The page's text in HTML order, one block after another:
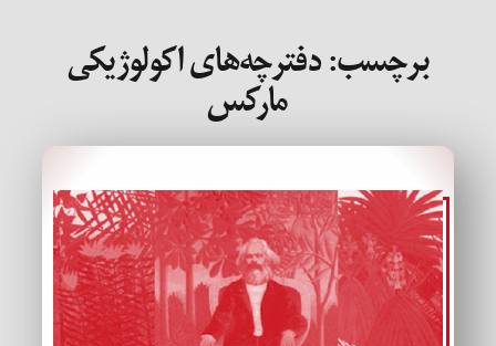
برچسب:دفترچه‌های اکولوژیکی
مارکس